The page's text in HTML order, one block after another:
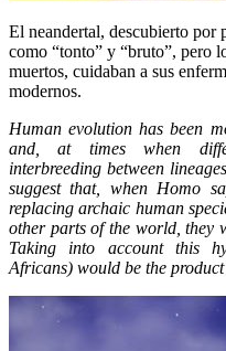
El neandertal, descubierto por
como “tonto” y “bruto”, pero
muertos, cuidaban a sus
modernos.
Human evolution has been
and, at times when
interbreeding between
suggest that, when Homo
replacing archaic human
other parts of the world, they
Taking into account this
Africans) would be the